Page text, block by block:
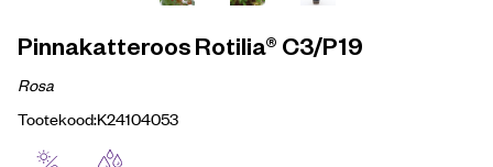
Pinnakatteroos Rotilia® C3/P19
Rosa
Tootekood:K24104053